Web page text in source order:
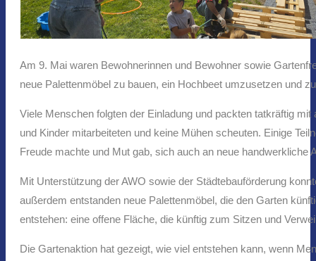
Am 9. Mai waren Bewohnerinnen und Bewohner sowie
neue Palettenmöbel zu bauen, ein Hochbeet umzusetzen und
Viele Menschen folgten der Einladung und packten tatkräftig
und Kinder mitarbeiteten und keine Mühen scheuten. Einige
Freude machte und Mut gab, sich auch an neue handwerkliche
Mit Unterstützung der AWO sowie der Städtebauförderung
außerdem entstanden neue Palettenmöbel, die den Garten
entstehen: eine offene Fläche, die künftig zum Sitzen und
Die Gartenaktion hat gezeigt, wie viel entstehen kann, wenn